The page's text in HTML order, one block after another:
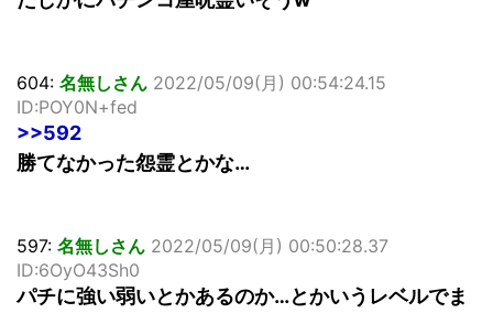
604: 名無しさん 2022/05/09(月) 00:54:24.15
ID:POY0N+fed
>>592
勝てなかった怨霊とかな…
597: 名無しさん 2022/05/09(月) 00:50:28.37
ID:6OyO43Sh0
パチに強い弱いとかあるのか…とかいうレベルでま